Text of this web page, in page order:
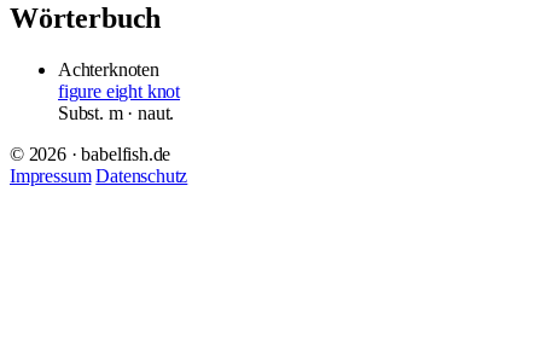
Wörterbuch
Achterknoten
figure eight knot
Subst. m· naut.
© 2026 · babelfish.de
Impressum Datenschutz